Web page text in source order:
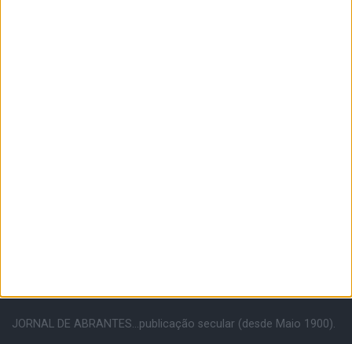
JORNAL DE ABRANTES...publicação secular (desde Maio 1900).